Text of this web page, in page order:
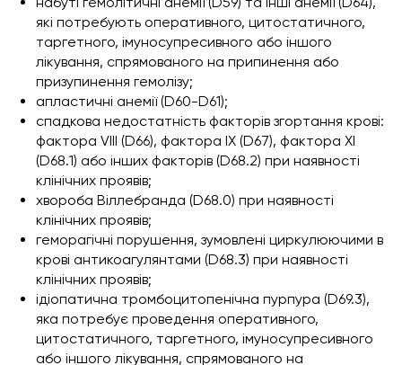
які потребують оперативного, цитостатичного,
таргетного, імуносупресивного або іншого
лікування, спрямованого на припинення або
призупинення гемолізу;
апластичні анемії (D60-D61);
спадкова недостатність факторів згортання крові:
фактора VIII (D66), фактора IX (D67), фактора XI
(D68.1) або інших факторів (D68.2) при наявності
клінічних проявів;
хвороба Віллебранда (D68.0) при наявності
клінічних проявів;
геморагічні порушення, зумовлені циркулюючими в
крові антикоагулянтами (D68.3) при наявності
клінічних проявів;
ідіопатична тромбоцитопенічна пурпура (D69.3),
яка потребує проведення оперативного,
цитостатичного, таргетного, імуносупресивного
або іншого лікування, спрямованого на